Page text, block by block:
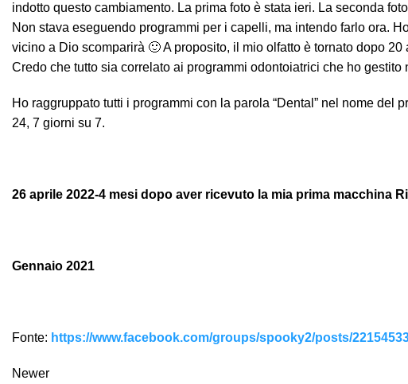
indotto questo cambiamento. La prima foto è stata ieri. La seconda
Non stava eseguendo programmi per i capelli, ma intendo farlo ora.
vicino a Dio scomparirà 🙂 A proposito, il mio olfatto è tornato dopo
Credo che tutto sia correlato ai programmi odontoiatrici che ho gestito
Ho raggruppato tutti i programmi con la parola “Dental” nel nome
24, 7 giorni su 7.
26 aprile 2022-4 mesi dopo aver ricevuto la mia prima macchina
Gennaio 2021
Fonte: https://www.facebook.com/groups/spooky2/posts/
Newer